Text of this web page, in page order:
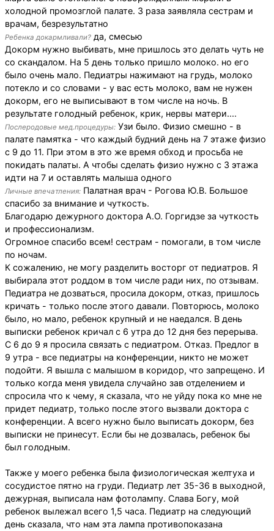
холодной промозглой палате. 3 раза заявляла сестрам и
врачам, безрезультатно
Ребенка докармливали? да, смесью
Докорм нужно выбивать, мне пришлось это делать чуть не
со скандалом. На 5 день только пришло молоко. но его
было очень мало. Педиатры нажимают на грудь, молоко
потекло и со словами - у вас есть молоко, вам не нужен
докорм, его не выписывают в том числе на ночь. В
результате голодный ребенок, крик, нервы матери....
Послеродовые мед.процедуры: Узи было. Физио смешно - в
палате памятка - что каждый будний день на 7 этаже физио
с 9 до 11. При этом в это же время обход и просьба не
покидать палаты. А чтобы сделать физио нужно с 3 этажа
идти на 7 и оставлять малыша одного
Личные впечатления: Палатная врач - Рогова Ю.В. Большое
спасибо за внимание и чуткость.
Благодарю дежурного доктора А.О. Горгидзе за чуткость
и профессионализм.
Огромное спасибо всем! сестрам - помогали, в том числе
по ночам.
К сожалению, не могу разделить восторг от педиатров. Я
выбирала этот роддом в том числе ради них, по отзывам.
Педиатра не дозваться, просила докорм, отказ, пришлось
кричать - только после этого давали. Повторюсь, молоко
было, но мало, ребенок крупный и не наедался. В день
выписки ребенок кричал с 6 утра до 12 дня без перерыва.
С 6 до 9 я просила связать с педиатром. Отказ. Предлог в
9 утра - все педиатры на конференции, никто не может
подойти. Я вышла с малышом в коридор, что запрещено. И
только когда меня увидела случайно зав отделением и
спросила что к чему, я сказала, что не уйду пока ко мне не
придет педиатр, только после этого вызвали доктора с
конференции. А всего нужно было выписать докорм, без
выписки не принесут. Если бы не дозвалась, ребенок бы
был голодным.
Также у моего ребенка была физиологическая желтуха и
сосудистое пятно на груди. Педиатр лет 35-36 в выходной,
дежурная, выписала нам фотолампу. Слава Богу, мой
ребенок вылежал всего 1,5 часа. Педиатр на следующий
день сказала, что нам эта лампа противопоказана